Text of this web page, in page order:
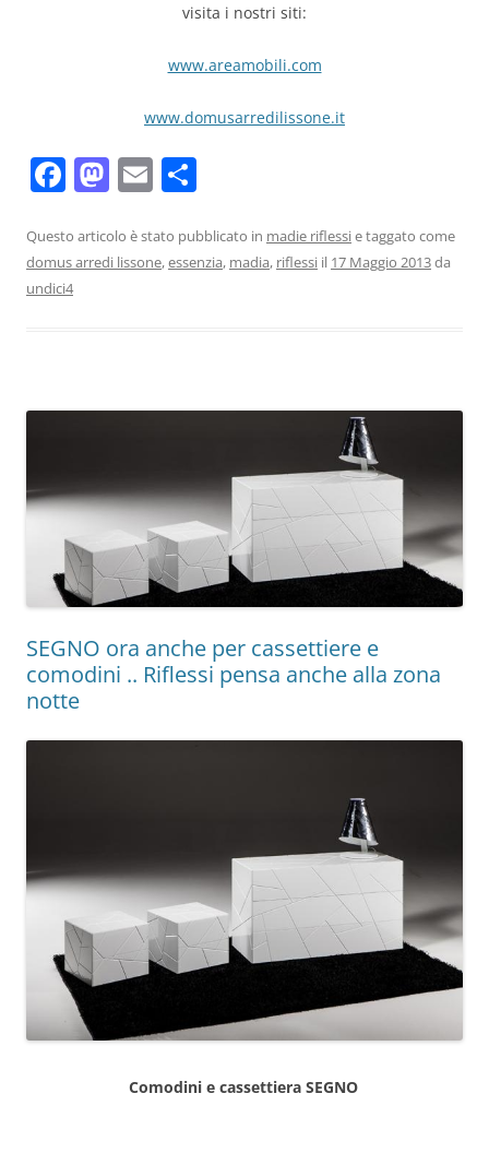
visita i nostri siti:
www.areamobili.com
www.domusarredilissone.it
F
c
e
k
M
st
o
E
ai
l
n
di
Questo articolo è stato pubblicato in madie riflessie taggato come
domus arredi lissone,essenzia, madia, riflessi il 17 Maggio 2013da
undici4
SEGNO ora anche per cassettiere e
comodini .. Riflessi pensa anche alla zona
notte
Comodini e cassettiera SEGNO